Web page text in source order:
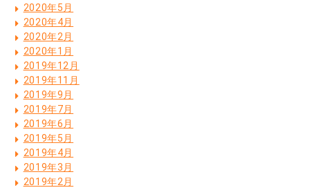
2020年5月
2020年4月
2020年2月
2020年1月
2019年12月
2019年11月
2019年9月
2019年7月
2019年6月
2019年5月
2019年4月
2019年3月
2019年2月